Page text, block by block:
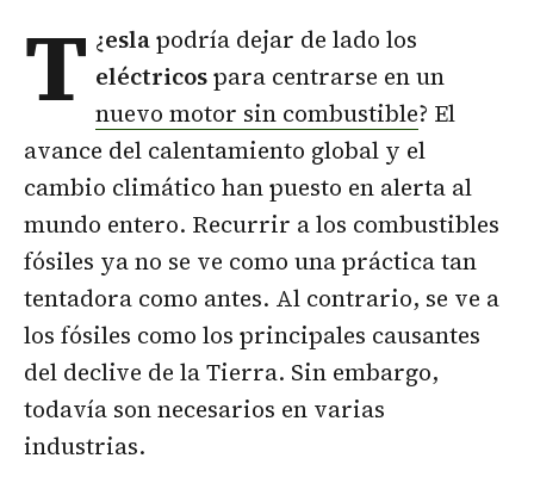
¿
T eslapodría dejar de lado los
eléctricospara centrarse en un
nuevo motor sin combustible? El
avance del calentamiento global y el
cambio climático han puesto en alerta al
mundo entero. Recurrir a los combustibles
fósiles ya no se ve como una práctica tan
tentadora como antes. Al contrario, se ve a
los fósiles como los principales causantes
del declive de la Tierra. Sin embargo,
todavía son necesarios en varias
industrias.